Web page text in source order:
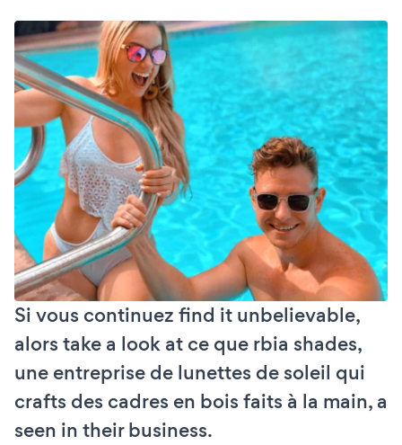
Si vous continuez find it unbelievable,
alors take a look at ce que rbia shades,
une entreprise de lunettes de soleil qui
crafts des cadres en bois faits à la main, a
seen in their business.